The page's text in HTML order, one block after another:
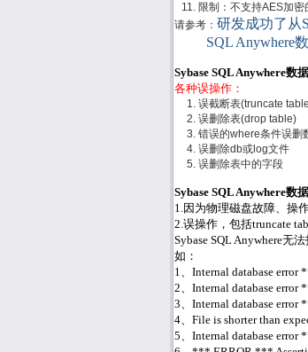
限制：不支持AES加密
请参考： 研发成功了从
SQL Anywhere
Sybase SQL Anywhere数
各种误操作：
误截断表(truncate
误删除表(drop table)
错误的where条件误删
误删除db或log文件
误删除表中的字段
Sybase SQL Anywhere数
1.因为物理磁盘故障、操
2.误操作，包括truncate
Sybase SQL Anywhere无
如：
1、Internal database
2、Internal database error
3、Internal database error
4、File is shorter than
5、Internal database